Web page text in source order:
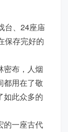
、24座庙
保存完好的
布，人烟
都用在了敬
如此众多的
一座古代